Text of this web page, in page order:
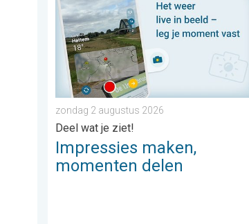
zondag 2 augustus 2026
Deel wat je ziet!
Impressies maken,
momenten delen